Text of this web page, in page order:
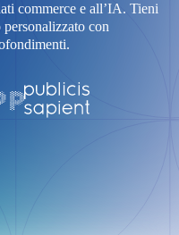
commerce e all’IA. Tieni
con